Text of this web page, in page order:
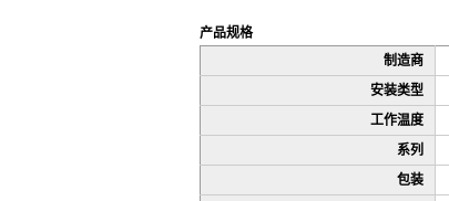
产品规格
制造商
安装类型
工作温度
系列
包装